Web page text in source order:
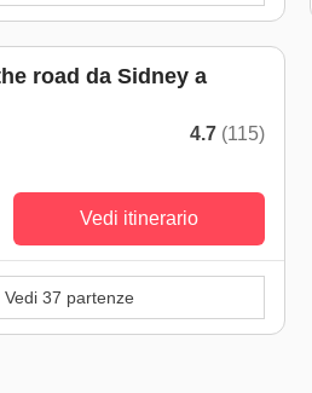
road da Sidney a
4.7 (115)
Vedi itinerario
Vedi 37 partenze